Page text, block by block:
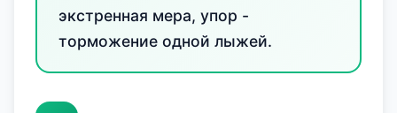
экстренная мера, упор -
торможение одной лыжей.